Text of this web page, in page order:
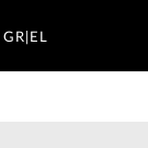
GR|EL